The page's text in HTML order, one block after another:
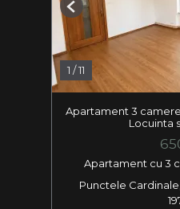
1 /11
Previous
Apartament 3
Locuinta
Apartament cu 3
Punctele